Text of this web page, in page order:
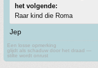
het volgende:
Raar kind die Roma
Jep
Een losse opmerking
glijdt als schaduw door het draad —
stilte wordt onrust